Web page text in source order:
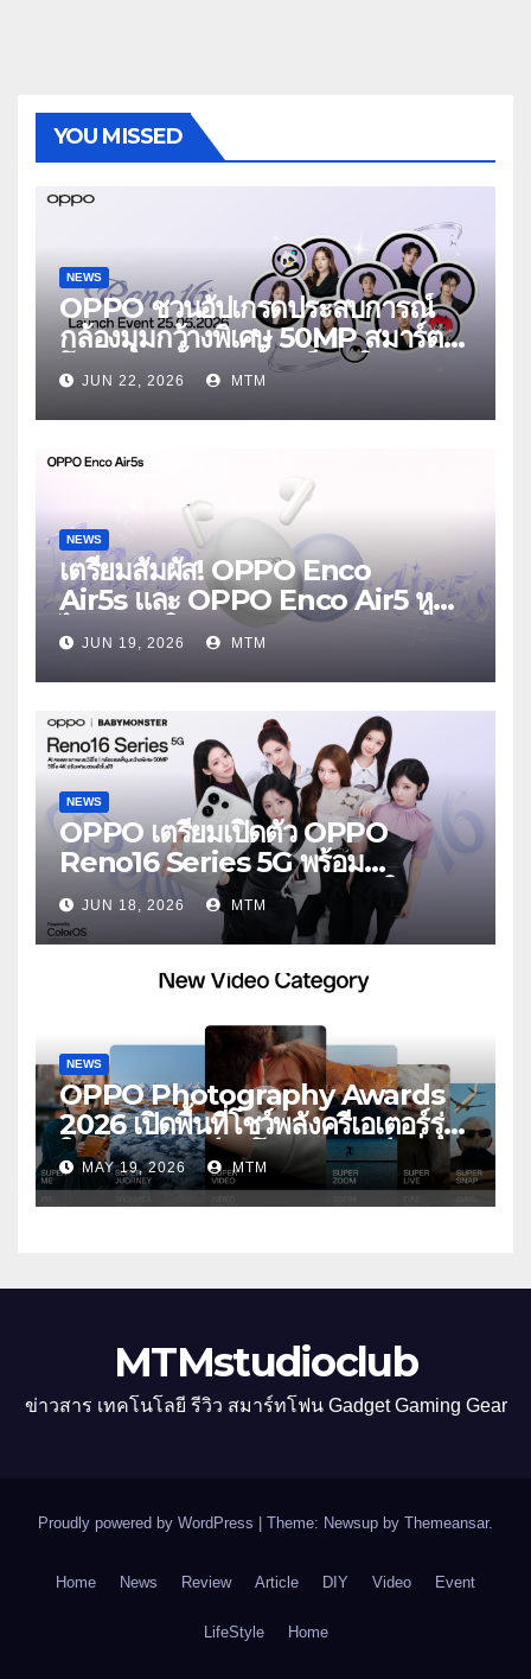
YOU MISSED
NEWS
OPPO ชวนอัปเกรดประสบการณ์
กล้องมุมกว้างพิเศษ 50MP สมาร์ต
โฟนเพื่อนซี้ เทรนดี้ทุกช็อต ใน
งาน OPPO Reno16 Series 5G
Launch Event 25 มิถุนายนนี้
JUN 22, 2026 MTM
NEWS
เตรียมสัมผัส! OPPO Enco
Air5s และ OPPO Enco Air5 หูฟัง
ไร้สายรุ่นใหม่ล่าสุด มาพร้อมระบบ
ตัดเสียงรบกวน เบาสบายเหมือนไม่ได้
ใส่
JUN 19, 2026 MTM
NEWS
OPPO เตรียมเปิดตัว OPPO
Reno16 Series 5G พร้อม
ประกาศ BABYMONSTER ใน
ฐานะ Reno Girls ชวนสัมผัส
ประสบการณ์ถ่ายภาพมุมกว้างพิเศษที่
อัปเกรดไปอีกขั้น กับ 4 สี 4 เทรนดี้
JUN 18, 2026 MTM
NEWS
OPPO Photography Awards
2026 เปิดพื้นที่โชว์พลังครีเอเตอร์รุ่น
ใหม่ รับเทรนด์วิดีโอคอนเทนต์ เพิ่ม
หมวด “Super Video” ครั้งแรก
MAY 19, 2026 MTM
MTMstudioclub
ข่าวสาร เทคโนโลยี รีวิว สมาร์ทโฟน Gadget Gaming Gear
Proudly powered by WordPress Theme: Newsup by Themeansar.
Home News Review Article DIY Video Event
LifeStyle Home